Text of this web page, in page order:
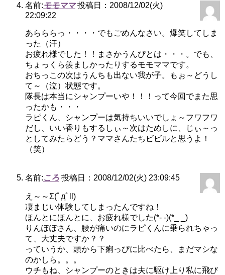
名前:モモママ 投稿日：2008/12/02(火)
22:09:22
あらららっ・・・・でもごめんなさい。爆笑してしま
った（汗）
お疲れ様でした！！まさかうんぴとは・・・。でも、
ちょっくら羨ましかったりするモモママです。
おちっこの次はうんちも出ない我が子。もぉ～どうし
て～（泣）状態です。
隊長は本当にシャンプーいや！！！って今回でまた思
ったかも・・・
ラピくん、シャンプーは気持ちいいでしょ～フワフワ
だし、いい香りもするしぃ～次はためしに、じぃ～っ
としてみたらどう？ママさんたちビビルと思うよ！
（笑）
名前:ころ 投稿日：2008/12/02(火) 23:09:45
え～～Σ(ﾟдﾟll)
凄まじい体験してしまったんですね！
ほんとにほんとに、お疲れ様でした(*- -)(*_ _)
りんぽぽさん、腰が痛いのにラピくんに乗られちゃっ
て、大丈夫ですか？？
っていうか、頭から下痢っぴに比べたら、まだマシな
のかしら。。。
ウチもね、シャンプーのときは夫に駆け上り私に飛び